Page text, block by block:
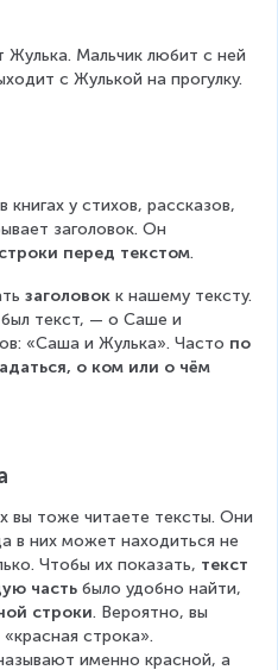
Жулька. Мальчик любит с ней
с Жулькой на прогулку.
у стихов, рассказов,
заголовок. Он
перед текстом.
заголовок к нашему тексту.
текст, — о Саше и
«Саша и Жулька». Часто по
о ком или о чём
вы тоже читаете тексты. Они
в них может находиться не
Чтобы их показать, текст
часть было удобно найти,
строки. Вероятно, вы
строка».
именно красной, а